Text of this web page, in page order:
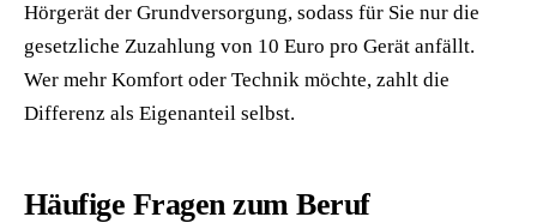
Hörgerät der Grundversorgung, sodass für Sie nur die
gesetzliche Zuzahlung von 10 Euro pro Gerät anfällt.
Wer mehr Komfort oder Technik möchte, zahlt die
Differenz als Eigenanteil selbst.
Häufige Fragen zum Beruf